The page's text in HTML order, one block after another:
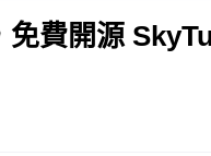
費開源